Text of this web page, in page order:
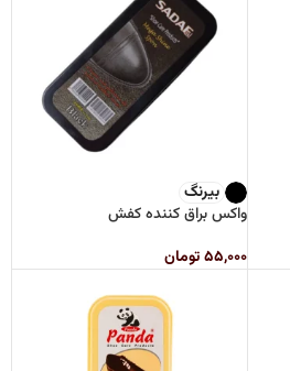
بیرنگ
واکس براق کننده کفش
۵۵,۰۰۰ تومان